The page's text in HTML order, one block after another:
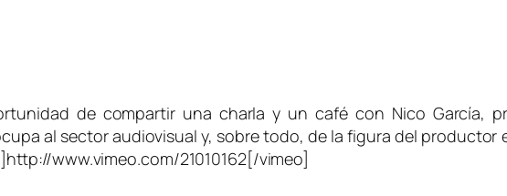
de compartir una charla y un café con Nico García,
al sector audiovisual y, sobre todo, de la figura del productor
www.vimeo.com/21010162[/vimeo]